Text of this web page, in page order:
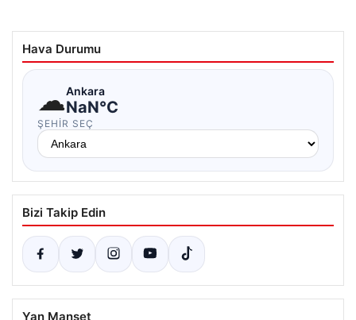
Hava Durumu
☁Ankara
NaN°C
ŞEHIR SEÇ
Bizi Takip Edin
Yan Manşet